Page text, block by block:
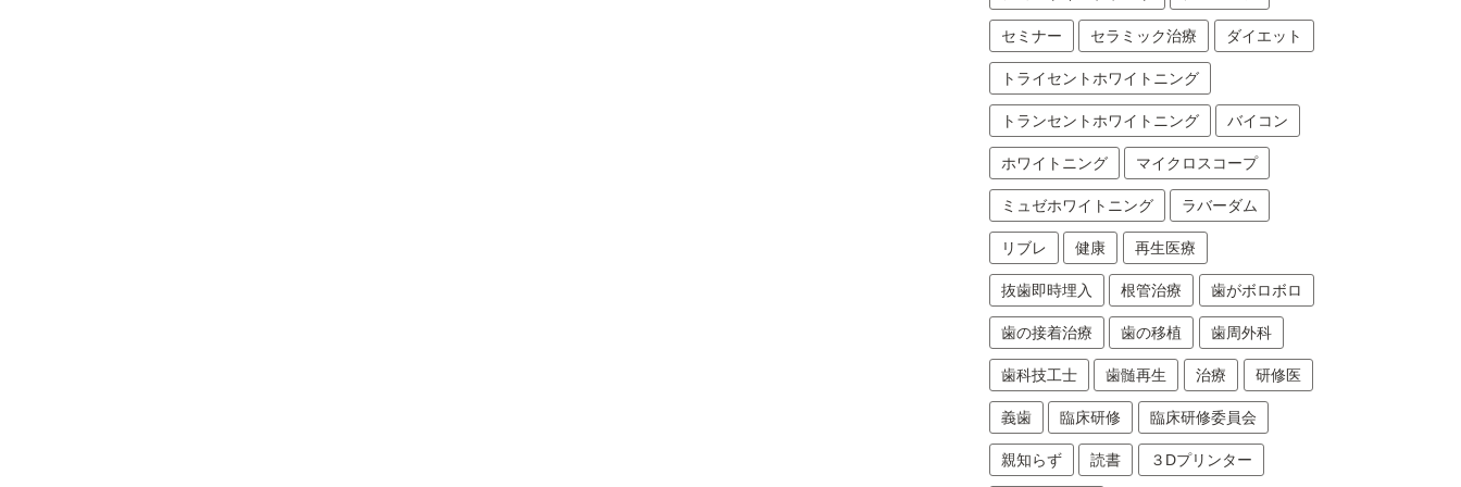
セミナー セラミック治療 ダイエット
トライセントホワイトニング
トランセントホワイトニング バイコン
ホワイトニング マイクロスコープ
ミュゼホワイトニング ラバーダム
リブレ 健康 再生医療
抜歯即時埋入 根管治療 歯がボロボロ
歯の接着治療 歯の移植 歯周外科
歯科技工士 歯髄再生 治療 研修医
義歯 臨床研修 臨床研修委員会
親知らず 読書 ３Dプリンター